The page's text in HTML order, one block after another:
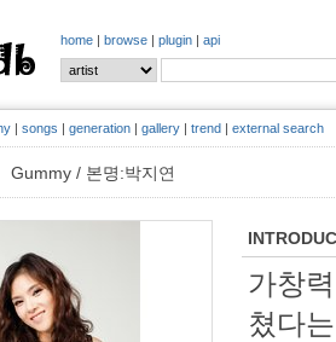
home | browse | plugin | api
| songs | generation | gallery | trend | external search
Gummy / 본명:박지연
가창
쳤다